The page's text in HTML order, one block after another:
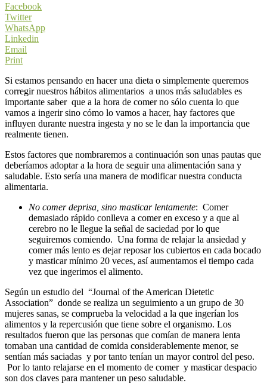
Facebook
Twitter
WhatsApp
Linkedin
Email
Print
Si estamos pensando en hacer una dieta o simplemente queremos
corregir nuestros hábitos alimentarios a unos más saludables es
importante saber que a la hora de comer no sólo cuenta lo que
vamos a ingerir sino cómo lo vamos a hacer, hay factores que
influyen durante nuestra ingesta y no se le dan la importancia que
realmente tienen.
Estos factores que nombraremos a continuación son unas pautas que
deberíamos adoptar a la hora de seguir una alimentación sana y
saludable. Esto sería una manera de modificar nuestra conducta
alimentaria.
No comer deprisa, sino masticar lentamente: Comer
demasiado rápido conlleva a comer en exceso y a que al
cerebro no le llegue la señal de saciedad por lo que
seguiremos comiendo. Una forma de relajar la ansiedad y
comer más lento es dejar reposar los cubiertos en cada bocado
y masticar mínimo 20 veces, así aumentamos el tiempo cada
vez que ingerimos el alimento.
Según un estudio del “Journal of the American Dietetic
Association” donde se realiza un seguimiento a un grupo de 30
mujeres sanas, se comprueba la velocidad a la que ingerían los
alimentos y la repercusión que tiene sobre el organismo. Los
resultados fueron que las personas que comían de manera lenta
tomaban una cantidad de comida considerablemente menor, se
sentían más saciadas y por tanto tenían un mayor control del peso.
Por lo tanto relajarse en el momento de comer y masticar despacio
son dos claves para mantener un peso saludable.